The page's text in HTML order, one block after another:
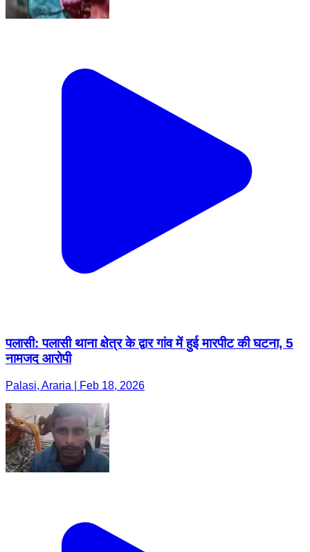
पलासी: पलासी थाना क्षेत्र के द्वार गांव में हुई मारपीट की घटना, 5
नामजद आरोपी
Palasi, Araria | Feb 18, 2026